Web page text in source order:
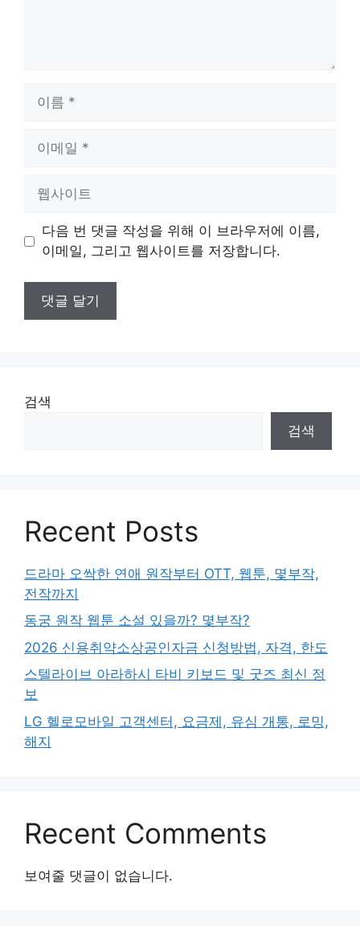
트
다음 번 댓글 작성을 위해 이 브라우저에 이름,
이메일, 그리고 웹사이트를 저장합니다.
검색
검색
Recent Posts
드라마 오싹한 연애 원작부터 OTT, 웹툰, 몇부작,
전작까지
동궁 원작 웹툰 소설 있을까? 몇부작?
2026 신용취약소상공인자금 신청방법, 자격, 한도
스텔라이브 아라하시 타비 키보드 및 굿즈 최신 정
보
LG 헬로모바일 고객센터, 요금제, 유심 개통, 로밍,
해지
Recent Comments
보여줄 댓글이 없습니다.